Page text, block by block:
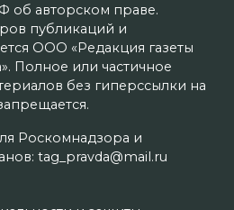
об авторском праве.
публикаций и
ООО «Редакция газеты
Полное или частичное
без гиперссылки на
Роскомнадзора и
tag_pravda@mail.ru